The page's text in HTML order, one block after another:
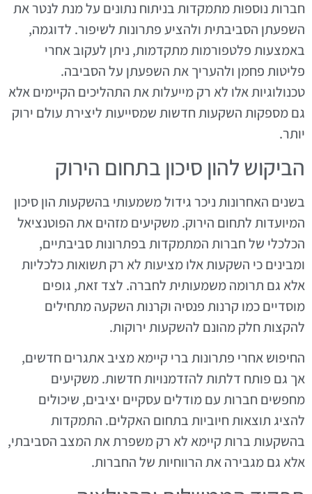
חברות נוספות מתמקדות בניתוח נתונים על מנת לנטר את
השפעתן הסביבתית ולהציע פתרונות לשיפור. לדוגמה,
באמצעות פלטפורמות מתקדמות, ניתן לעקוב אחרי
פליטות פחמן ולהעריך את השפעתן על הסביבה.
טכנולוגיות אלו לא רק מייעלות את התהליכים הקיימים אלא
גם מספקות השקעות חדשות שמסייעות ליצירת עולם ירוק
יותר.
הביקוש להון סיכון בתחום הירוק
בשנים האחרונות ניכר גידול משמעותי בהשקעות הון סיכון
המיועדות לתחום הירוק. משקיעים מזהים את הפוטנציאל
הכלכלי של חברות המתמקדות בפתרונות סביבתיים,
ומבינים כי השקעות אלו מציעות לא רק תשואות כלכליות
אלא גם תרומה משמעותית לחברה. לצד זאת, גופים
מוסדיים כמו קרנות פנסיה וקרנות השקעה מתחילים
להקצות חלק מהונם להשקעות ירוקות.
החיפוש אחרי פתרונות ברי קיימא מציב אתגרים חדשים,
אך גם פותח דלתות להזדמנויות חדשות. משקיעים
מחפשים חברות עם מודלים עסקיים יציבים, שיכולים
להציג תוצאות חיוביות בתחום האקלים. התמקדות
בהשקעות ברות קיימא לא רק משפרת את המצב הסביבתי,
אלא גם מגבירה את הרווחיות של החברות.